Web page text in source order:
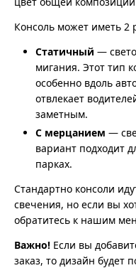
Консоль может иметь 2
Статичный —
мигания. Этот тип
особенно вдоль
отвлекает
заметным.
С мерцанием —
вариант подходит
парках.
Стандартно консоли
свечения, но если вы
обратитесь к нашим
Важно! Если вы
заказ, то дизайн будет